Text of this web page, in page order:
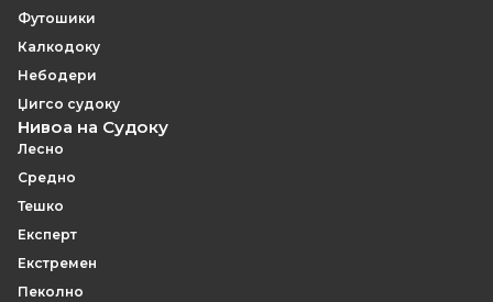
Футошики
Калкодоку
Небодери
Џигсо судоку
Нивоа на Судоку
Лесно
Средно
Тешко
Експерт
Екстремен
Пеколно